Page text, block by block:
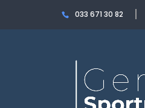
033 671 30 82